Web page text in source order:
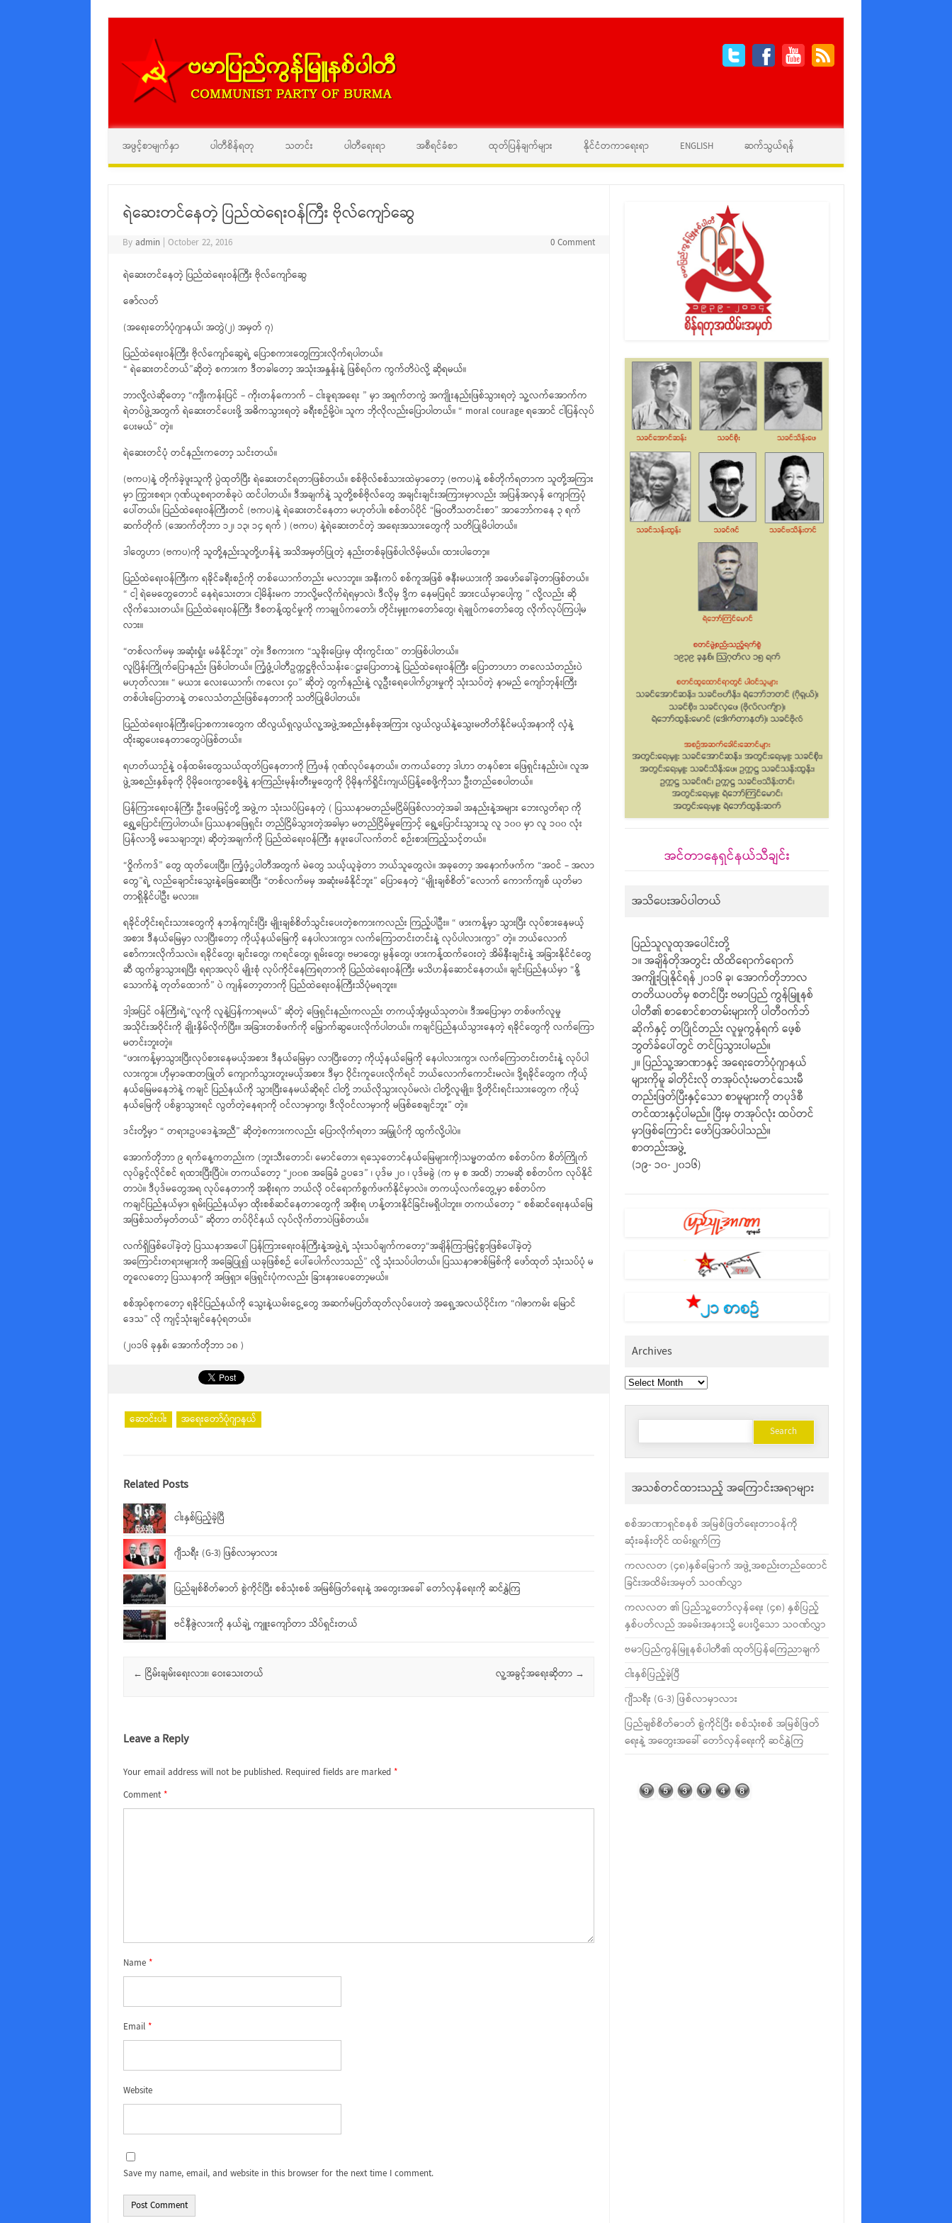
အဖွင့်စာမျက်နှာ ပါတီစိန်ရတု သတင်း ပါတီရေးရာ အစီရင်ခံစာ ထုတ်ပြန်ချက်များ နိုင်ငံတကာရေးရာ ENGLISH ဆက်သွယ်ရန်
ရဲဆေးတင်နေတဲ့ ပြည်ထဲရေးဝန်ကြီး ဗိုလ်ကျော်ဆွေ
Byadmin October 22, 2016 0 Comment
ရဲဆေးတင်နေတဲ့ ပြည်ထဲရေးဝန်ကြီး ဗိုလ်ကျော်ဆွေ
ဇော်လတ်
(အရေးတော်ပုံဂျာနယ်၊ အတွဲ(၂) အမှတ် ၇)
ပြည်ထဲရေးဝန်ကြီး ဗိုလ်ကျော်ဆွေရဲ့ ပြောစကားတွေကြားလိုက်ရပါတယ်။
“ ရဲဆေးတင်တယ်”ဆိုတဲ့ စကားက ဒီတခါတော့ အသုံးအနှုန်းနဲ့ ဖြစ်ရပ်က ကွက်တိပဲလို့ ဆိုရမယ်။
ဘာလို့လဲဆိုတော့ “ကျီးကန်းပြင် – ကိုးတန်ကောက် – ငါးခူရအရေး ” မှာ အရှက်တကွဲ အကျိုးနည်းဖြစ်သွားရတဲ့ သူ့လက်အောက်က
ရဲတပ်ဖွဲ့အတွက် ရဲဆေးတင်ပေးဖို့ အဓိကသွားရတဲ့ ခရီးစဉ်မို့ပဲ။ သူက ဘိုလိုလည်းပြောပါတယ်။ “ moral courage ရအောင် ငါပြန်လုပ်
ပေးမယ်” တဲ့။
ရဲဆေးတင်ပုံ တင်နည်းကတော့ သင်းတယ်။
(ဗကပ)နဲ့ တိုက်ခဲ့ဖူးသူကို ပွဲထုတ်ပြီး ရဲဆေးတင်ရတာဖြစ်တယ်။ စစ်ဗိုလ်စစ်သားထဲမှာတော့ (ဗကပ)နဲ့ စစ်တိုက်ရတာက သူတို့အကြား
မှာ ကြွားစရာ၊ ဂုဏ်ယူစရာတစ်ခုပဲ ထင်ပါတယ်။ ဒီအချက်နဲ့ သူတို့စစ်ဗိုလ်တွေ အချင်းချင်းအကြားမှာလည်း အပြန်အလှန် ကျောကြပုံ
ပေါ်တယ်။ ပြည်ထဲရေးဝန်ကြီးတင် (ဗကပ)နဲ့ ရဲဆေးတင်နေတာ မဟုတ်ပါ။ စစ်တပ်ပိုင် “မြဝတီသတင်းစာ” အာဘော်ကနေ ၃ ရက်
ဆက်တိုက် (အောက်တိုဘာ ၁၂၊ ၁၃၊ ၁၄ ရက် ) (ဗကပ) နဲ့ရဲဆေးတင်တဲ့ အရေးအသားတွေကို သတိပြုမိပါတယ်။
ဒါတွေဟာ (ဗကပ)ကို သူတို့နည်းသူတို့ဟန်နဲ့ အသိအမှတ်ပြုတဲ့ နည်းတစ်ခုဖြစ်ပါလိမ့်မယ်။ ထားပါတော့။
ပြည်ထဲရေးဝန်ကြီးက ရခိုင်ခရီးစဉ်ကို တစ်ယောက်တည်း မလာဘူး။ အနီးကပ် စစ်ကူအဖြစ် ဇနီးမယားကို အဖော်ခေါ်ခဲ့တာဖြစ်တယ်။
“ ငါ့ ရဲမေတွေတောင် နေရဲသေးတာ၊ ငါ့မိန်းမက ဘာလို့မလိုက်ရဲရမှာလဲ၊ ဒီလိုမှ ဒို့က နေမပြရင် အားငယ်မှာပေါ့ကွ ” လို့လည်း ဆို
လိုက်သေးတယ်။ ပြည်ထဲရေးဝန်ကြီး ဒီစတန့်ထွင်မှုကို ကာချုပ်ကတော်၊ တိုင်းမှူးကတော်တွေ၊ ရဲချုပ်ကတော်တွေ လိုက်လုပ်ကြပါ့မ
လား။
“တစ်လက်မမှ အဆုံးရှုံး မခံနိုင်ဘူး” တဲ့။ ဒီစကားက “သူခိုးပြေးမှ ထိုးကွင်းထ” တာဖြစ်ပါတယ်။
လူပြိန်းကြိုက်ပြောနည်း ဖြစ်ပါတယ်။ ကြံ့ဖွံ့ပါတီဥက္ကဋ္ဌဗိုလ်သန်းေဋ္ဌးပြောတာနဲ့ ပြည်ထဲရေးဝန်ကြီး ပြောတာဟာ တလေသံတည်းပဲ
မဟုတ်လား။ “ မယား လေးယောက်၊ ကလေး ၄၀” ဆိုတဲ့ တွက်နည်းနဲ့ လူဦးရေပေါက်ပွားမှုကို သုံးသပ်တဲ့ နာမည် ကျော်ဘုန်းကြီး
တစ်ပါးပြောတာနဲ့ တလေသံတည်းဖြစ်နေတာကို သတိပြုမိပါတယ်။
ပြည်ထဲရေးဝန်ကြီးပြောစကားတွေက ထိလွယ်ရှလွယ်လူ့အဖွဲ့အစည်းနှစ်ခုအကြား လွယ်လွယ်နဲ့သွေးမတိတ်နိုင်မယ့်အနာကို လှံနဲ့
ထိုးဆွပေးနေတာတွေပဲဖြစ်တယ်။
ရဟတ်ယာဉ်နဲ့ ဝန်ထမ်းတွေသယ်ထုတ်ပြနေတာကို ကြံဖန် ဂုဏ်လုပ်နေတယ်။ တကယ်တော့ ဒါဟာ တနပ်စား ဖြေရှင်းနည်းပဲ။ လူအ
ဖွဲ့အစည်းနှစ်ခုကို ပိုမိုဝေးကွာစေဖို့နဲ့ နာကြည်းမုန်းတီးမှုတွေကို ပိုမိုနက်ရှိုင်းကျယ်ပြန့်စေဖို့ကိုသာ ဦးတည်စေပါတယ်။
ပြန်ကြားရေးဝန်ကြီး ဦးဖေမြင့်တို့ အဖွဲ့က သုံးသပ်ပြနေတဲ့ ( ပြဿနာမတည်မငြိမ်ဖြစ်လာတဲ့အခါ အနည်းနဲ့အများ ဘေးလွတ်ရာ ကို
ရွှေ့ပြောင်းကြပါတယ်။ ပြဿနာဖြေရှင်း တည်ငြိမ်သွားတဲ့အခါမှာ မတည်ငြိမ်မှုကြောင့် ရွေ့ပြောင်းသွားသူ လူ ၁၀၀ မှာ လူ ၁၀၀ လုံး
ပြန်လာဖို့ မသေချာဘူး) ဆိုတဲ့အချက်ကို ပြည်ထဲရေးဝန်ကြီး နဖူးပေါ်လက်တင် စဉ်းစားကြည့်သင့်တယ်။
“ဝှိုက်ကဒ်” တွေ ထုတ်ပေးပြီး၊ ကြံ့ဖံ့ွပါတီအတွက် မဲတွေ သယ့်ယူခဲ့တာ ဘယ်သူတွေလဲ။ အခုတော့ အနောက်ဖက်က “အဝင် – အလာ
တွေ”ရဲ့ လည်ချောင်းသွေးနဲ့ခြေဆေးပြီး “တစ်လက်မမှ အဆုံးမခံနိုင်ဘူး” ပြောနေတဲ့ “မျိုးချစ်စိတ်”လောက် ကောက်ကျစ် ယုတ်မာ
တာရှိနိုင်ပါဦး မလား။
ရခိုင်တိုင်းရင်းသားတွေကို နဘန်ကျင်းပြီး မျိုးချစ်စိတ်သွင်းပေးတဲ့စကားကလည်း ကြည့်ပါဦး။ “ ဖားကန့်မှာ သွားပြီး လုပ်စားနေမယ့်
အစား ဒီနယ်မြေမှာ လာပြီးတော့ ကိုယ့်နယ်မြေကို နေပါလားကွာ၊ လက်ကြောတင်းတင်းနဲ့ လုပ်ပါလားကွာ” တဲ့။ ဘယ်လောက်
စော်ကားလိုက်သလဲ။ ရခိုင်တွေ၊ ချင်းတွေ၊ ကရင်တွေ၊ ရှမ်းတွေ၊ ဗမာတွေ၊ မွန်တွေ၊ ဖားကန့်ထက်ဝေးတဲ့ အိမ်နီးချင်းနဲ့ အခြားနိုင်ငံတွေ
ဆီ ထွက်ခွာသွားရပြီး ရရာအလုပ် မျိုးစုံ လုပ်ကိုင်နေကြရတာကို ပြည်ထဲရေးဝန်ကြီး မသိဟန်ဆောင်နေတယ်။ ချင်းပြည်နယ်မှာ “နို့
သောက်နဲ့ တုတ်ထောက်” ပဲ ကျန်တော့တာကို ပြည်ထဲရေးဝန်ကြီးသိပုံမရဘူး။
ဒါ့အပြင် ဝန်ကြီးရဲ့“လူကို လူနဲ့ပြန်ကာရမယ်” ဆိုတဲ့ ဖြေရှင်းနည်းကလည်း တကယ့်အံ့ဖွယ်သုတပဲ။ ဒီအပြောမှာ တစ်ဖက်လူမှု
အသိုင်းအဝိုင်းကို ချိုးနှိမ်လိုက်ပြီး။ အခြားတစ်ဖက်ကို မြှောက်ဆွပေးလိုက်ပါတယ်။ ကချင်ပြည်နယ်သွားနေတဲ့ ရခိုင်တွေကို လက်ကြော
မတင်းဘူးတဲ့။
“ဖားကန့်မှာသွားပြီးလုပ်စားနေမယ့်အစား ဒီနယ်မြေမှာ လာပြီးတော့ ကိုယ့်နယ်မြေကို နေပါလားကွာ၊ လက်ကြောတင်းတင်းနဲ့ လုပ်ပါ
လားကွာ။ ဟိုမှာခဏတဖြုတ် ကျောက်သွားတူးမယ့်အစား ဒီမှာ ဝိုင်းကူပေးလိုက်ရင် ဘယ်လောက်ကောင်းမလဲ။ ဒို့ရခိုင်တွေက ကိုယ့်
နယ်မြေမနေဘဲနဲ့ ကချင် ပြည်နယ်ကို သွားပြီးနေမယ်ဆိုရင် ငါတို့ ဘယ်လိုသွားလုပ်မလဲ၊ ငါတို့လူမျိုး၊ ဒို့တိုင်းရင်းသားတွေက ကိုယ့်
နယ်မြေကို ပစ်ခွာသွားရင် လွတ်တဲ့နေရာကို ဝင်လာမှာကွ၊ ဒီလိုဝင်လာမှာကို မဖြစ်စေချင်ဘူး” တဲ့။
ဒင်းတို့မှာ “ တရားဥပဒေနဲ့အညီ” ဆိုတဲ့စကားကလည်း ပြောလိုက်ရတာ အမြှုပ်ကို ထွက်လို့ပါပဲ။
အောက်တိုဘာ ၉ ရက်နေ့ကတည်းက (ဘူးသီးတောင်၊ မောင်တော၊ ရသေ့တောင်နယ်မြေများကို)သမ္မတထံက စစ်တပ်က စိတ်ကြိုက်
လုပ်ခွင့်လိုင်စင် ရထားပြီးပြီပဲ။ တကယ်တော့ “၂၀၀၈ အခြေခံ ဥပဒေ” ၊ ပုဒ်မ ၂၀ ၊ ပုဒ်မခွဲ (က မှ စ အထိ) ဘာမဆို စစ်တပ်က လုပ်နိုင်
တာပဲ။ ဒီပုဒ်မတွေအရ လုပ်နေတာကို အစိုးရက ဘယ်လို ဝင်ရောက်စွက်ဖက်နိုင်မှာလဲ။ တကယ့်လက်တွေ့မှာ စစ်တပ်က
ကချင်ပြည်နယ်မှာ၊ ရှမ်းပြည်နယ်မှာ ထိုးစစ်ဆင်နေတာတွေကို အစိုးရ ဟန့်တားနိုင်ခြင်းမရှိပါဘူး။ တကယ်တော့ “ စစ်ဆင်ရေးနယ်မြေ
အဖြစ်သတ်မှတ်တယ်” ဆိုတာ တပ်ပိုင်နယ် လုပ်လိုက်တာပဲဖြစ်တယ်။
လက်ရှိဖြစ်ပေါ်ခဲ့တဲ့ ပြဿနာအပေါ် ပြန်ကြားရေးဝန်ကြီးနဲ့အဖွဲ့ရဲ့ သုံးသပ်ချက်ကတော့“အချိန်ကြာမြင့်စွာဖြစ်ပေါ်ခဲ့တဲ့
အကြောင်းတရားများကို အခြေပြု၍ ယခုဖြစ်စဉ် ပေါ်ပေါက်လာသည်” လို့ သုံးသပ်ပါတယ်။ ပြဿနာဇာစ်မြစ်ကို ဖော်ထုတ် သုံးသပ်ပုံ မ
တူလေတော့ ပြဿနာကို အဖြရှာ၊ ဖြေရှင်းပုံကလည်း ခြားနားပေတော့မယ်။
စစ်အုပ်စုကတော့ ရခိုင်ပြည်နယ်ကို သွေးနဲ့ယမ်းငွေ့တွေ အဆက်မပြတ်ထုတ်လုပ်ပေးတဲ့ အရှေ့အလယ်ပိုင်းက “ဂါဇာကမ်း မြောင်
ဒေသ” လို ကျင့်သုံးချင်နေပုံရတယ်။
(၂၀၁၆ ခုနှစ်၊ အောက်တိုဘာ ၁၈ )
ဆောင်းပါး အရေးတော်ပုံဂျာနယ်
Related Posts
ငါးနှစ်ပြည့်ခဲ့ပြီ
ဂျီသရီး (G-3) ဖြစ်လာမှာလား
ပြည်ချစ်စိတ်ဓာတ် စွဲကိုင်ပြီး စစ်သုံးစစ် အမြစ်ဖြတ်ရေးနဲ့ အတွေးအခေါ် တော်လှန်ရေးကို ဆင်နွှဲကြ
ဗင်နီဇွဲလားကို နယ်ချဲ့ ကျူးကျော်တာ သိပ်ရှင်းတယ်
Post navigation
← ငြိမ်းချမ်းရေးလား၊ ဝေးသေးတယ် လူ့အခွင့်အရေးဆိုတာ →
Leave a Reply
Your email address will not be published. Required fields are marked*
Comment*
Name*
Email*
Website
Save my name, email, and website in this browser for the next time I comment.
အင်တာနေရှင်နယ်သီချင်း
အသိပေးအပ်ပါတယ်
ပြည်သူလူထုအပေါင်းတို့
၁။ အချိန်တိုအတွင်း ထိထိရောက်ရောက်
အကျိုးပြုနိုင်ရန် ၂၀၁၆ ခု၊ အောက်တိုဘာလ
တတိယပတ်မှ စတင်ပြီး ဗမာပြည် ကွန်မြူနစ်
ပါတီ၏ စာစောင်စာတမ်းများကို ပါတီဝက်ဘ်
ဆိုက်နှင့် တပြိုင်တည်း လူမှုကွန်ရက် ဖေ့စ်
ဘွတ်ခ်ပေါ်တွင် တင်ပြသွားပါမည်။
၂။ ပြည်သူ့အာဏာနှင့် အရေးတော်ပုံဂျာနယ်
များကိုမူ ခါတိုင်းလို တအုပ်လုံးမတင်သေးမီ
တည်းဖြတ်ပြီးနှင့်သော စာမူများကို တပုဒ်စီ
တင်ထားနှင့်ပါမည်။ ပြီးမှ တအုပ်လုံး ထပ်တင်
မှာဖြစ်ကြောင်း ဖော်ပြအပ်ပါသည်။
စာတည်းအဖွဲ့
(၁၉- ၁၀- ၂၀၁၆)
Archives
Archives
Search
အသစ်တင်ထားသည့် အကြောင်းအရာများ
စစ်အာဏာရှင်စနစ် အမြစ်ဖြတ်ရေးတာဝန်ကို
ဆုံးခန်းတိုင် ထမ်းရွက်ကြ
ကလလတ (၄၈)နှစ်မြောက် အဖွဲ့အစည်းတည်ထောင်
ခြင်းအထိမ်းအမှတ် သဝဏ်လွှာ
ကလလတ ၏ ပြည်သူ့တော်လှန်ရေး (၄၈) နှစ်ပြည့်
နှစ်ပတ်လည် အခမ်းအနားသို့ ပေးပို့သော သဝဏ်လွှာ
ဗမာပြည်ကွန်မြူနစ်ပါတီ၏ ထုတ်ပြန်ကြေညာချက်
ငါးနှစ်ပြည့်ခဲ့ပြီ
ဂျီသရီး (G-3) ဖြစ်လာမှာလား
ပြည်ချစ်စိတ်ဓာတ် စွဲကိုင်ပြီး စစ်သုံးစစ် အမြစ်ဖြတ်
ရေးနဲ့ အတွေးအခေါ် တော်လှန်ရေးကို ဆင်နွှဲကြ